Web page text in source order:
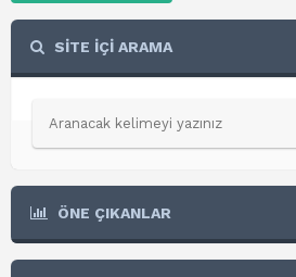
SİTE İÇİ ARAMA
ÖNE ÇIKANLAR